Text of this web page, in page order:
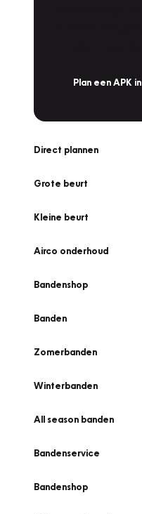
Plan een APK in
Direct plannen
Grote beurt
Kleine beurt
Airco onderhoud
Bandenshop
Banden
Zomerbanden
Winterbanden
All season banden
Bandenservice
Bandenshop